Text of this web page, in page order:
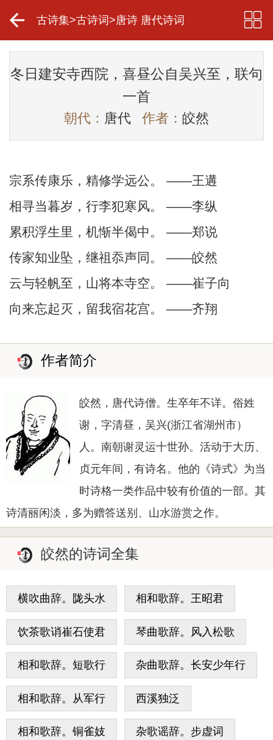
古诗集>古诗词 >唐诗 唐代诗词
冬日建安寺西院，喜昼公自吴兴至，联句
一首
朝代： 唐代 作者： 皎然
宗系传康乐，精修学远公。 ——王遘
相寻当暮岁，行李犯寒风。 ——李纵
累积浮生里，机惭半偈中。 ——郑说
传家知业坠，继祖忝声同。 ——皎然
云与轻帆至，山将本寺空。 ——崔子向
向来忘起灭，留我宿花宫。 ——齐翔
作者简介
皎然，唐代诗僧。生卒年不详。俗姓
谢，字清昼，吴兴(浙江省湖州市）
人。南朝谢灵运十世孙。活动于大历、
贞元年间，有诗名。他的《诗式》为当
时诗格一类作品中较有价值的一部。其
诗清丽闲淡，多为赠答送别、山水游赏之作。
皎然的诗词全集
横吹曲辞。陇头水 相和歌辞。王昭君
饮茶歌诮崔石使君 琴曲歌辞。风入松歌
相和歌辞。短歌行 杂曲歌辞。长安少年行
相和歌辞。从军行 西溪独泛
相和歌辞。铜雀妓 杂歌谣辞。步虚词